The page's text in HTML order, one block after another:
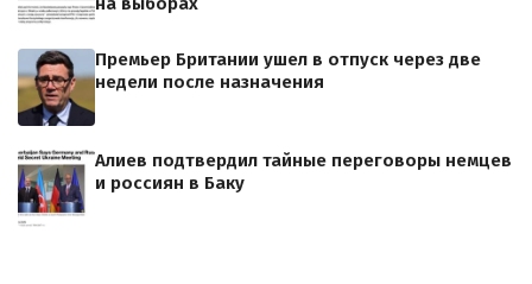
Премьер Британии ушел в отпуск через две
недели после назначения
Алиев подтвердил тайные переговоры немцев
и россиян в Баку